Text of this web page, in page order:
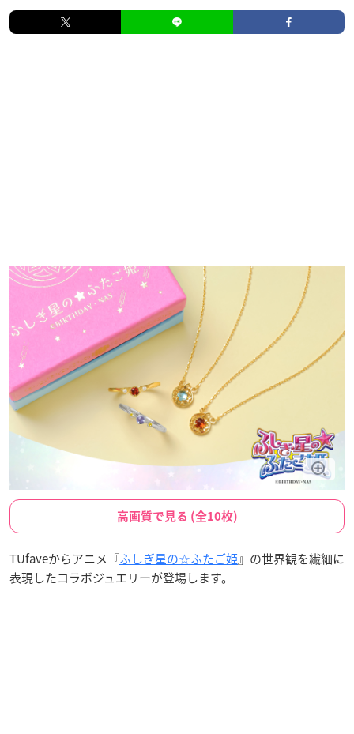
高画質で見る (全10枚)
TUfaveからアニメ『ふしぎ星の☆ふたご姫』の世界観を繊細に
表現したコラボジュエリーが登場します。